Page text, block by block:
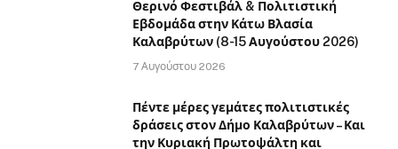
Θερινό Φεστιβάλ & Πολιτιστική
Εβδομάδα στην Κάτω Βλασία
Καλαβρύτων (8-15 Αυγούστου 2026)
7 Αυγούστου 2026
Πέντε μέρες γεμάτες πολιτιστικές
δράσεις στον Δήμο Καλαβρύτων – Και
την Κυριακή Πρωτοψάλτη και